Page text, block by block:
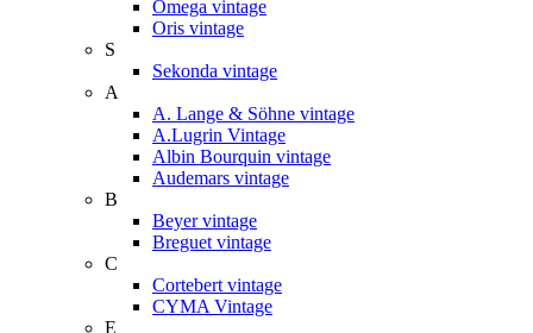
Omega vintage
Oris vintage
S
Sekonda vintage
A
A. Lange & Söhne vintage
A.Lugrin Vintage
Albin Bourquin vintage
Audemars vintage
B
Beyer vintage
Breguet vintage
C
Cortebert vintage
CYMA Vintage
E